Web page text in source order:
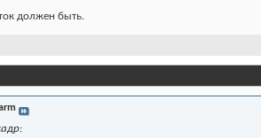
должен быть.